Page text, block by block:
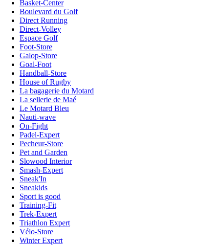
Basket-Center
Boulevard du Golf
Direct Running
Direct-Volley
Espace Golf
Foot-Store
Galop-Store
Goal-Foot
Handball-Store
House of Rugby
La bagagerie du Motard
La sellerie de Maé
Le Motard Bleu
Nauti-wave
On-Fight
Padel-Expert
Pecheur-Store
Pet and Garden
Slowood Interior
Smash-Expert
Sneak'In
Sneakids
Sport is good
Training-Fit
Trek-Expert
Triathlon Expert
Vélo-Store
Winter Expert